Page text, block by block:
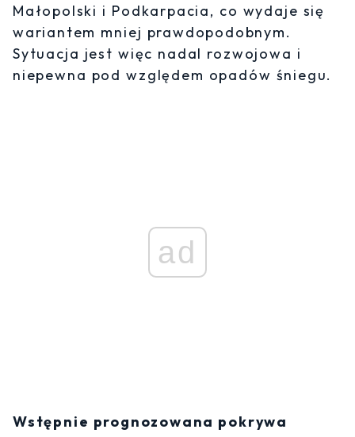
Małopolski i Podkarpacia, co wydaje się
wariantem mniej prawdopodobnym.
Sytuacja jest więc nadal rozwojowa i
niepewna pod względem opadów śniegu.
ad
Wstępnie prognozowana pokrywa